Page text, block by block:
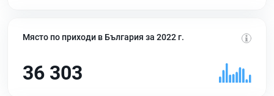
Място по приходи в България за 2022 г.
36 303